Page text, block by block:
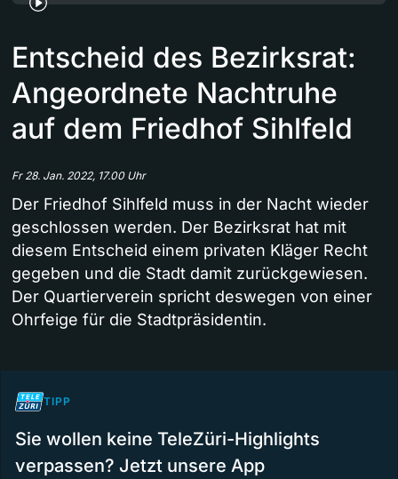
Entscheid des Bezirksrat:
Angeordnete Nachtruhe
auf dem Friedhof Sihlfeld
Fr 28. Jan. 2022, 17.00 Uhr
Der Friedhof Sihlfeld muss in der Nacht wieder
geschlossen werden. Der Bezirksrat hat mit
diesem Entscheid einem privaten Kläger Recht
gegeben und die Stadt damit zurückgewiesen.
Der Quartierverein spricht deswegen von einer
Ohrfeige für die Stadtpräsidentin.
TIPP
Sie wollen keine TeleZüri-Highlights
verpassen? Jetzt unsere App